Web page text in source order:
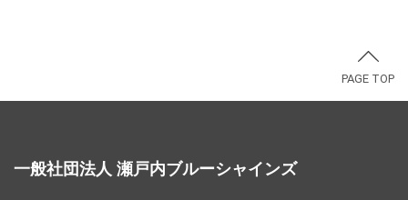
PAGE TOP
一般社団法人 瀬戸内ブルーシャインズ